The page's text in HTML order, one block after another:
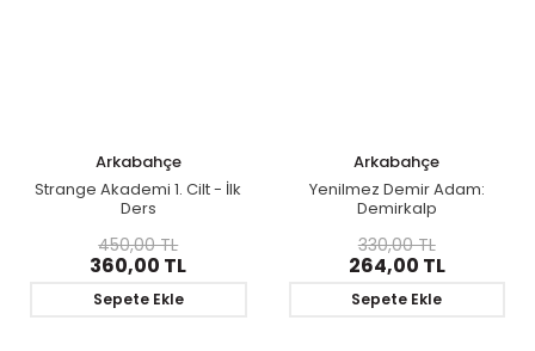
Arkabahçe
Strange Akademi 1. Cilt - İlk
Ders
360,00 TL
450,00 TL
Sepete Ekle
Arkabahçe
Yenilmez Demir Adam:
Demirkalp
264,00 TL
330,00 TL
Sepete Ekle